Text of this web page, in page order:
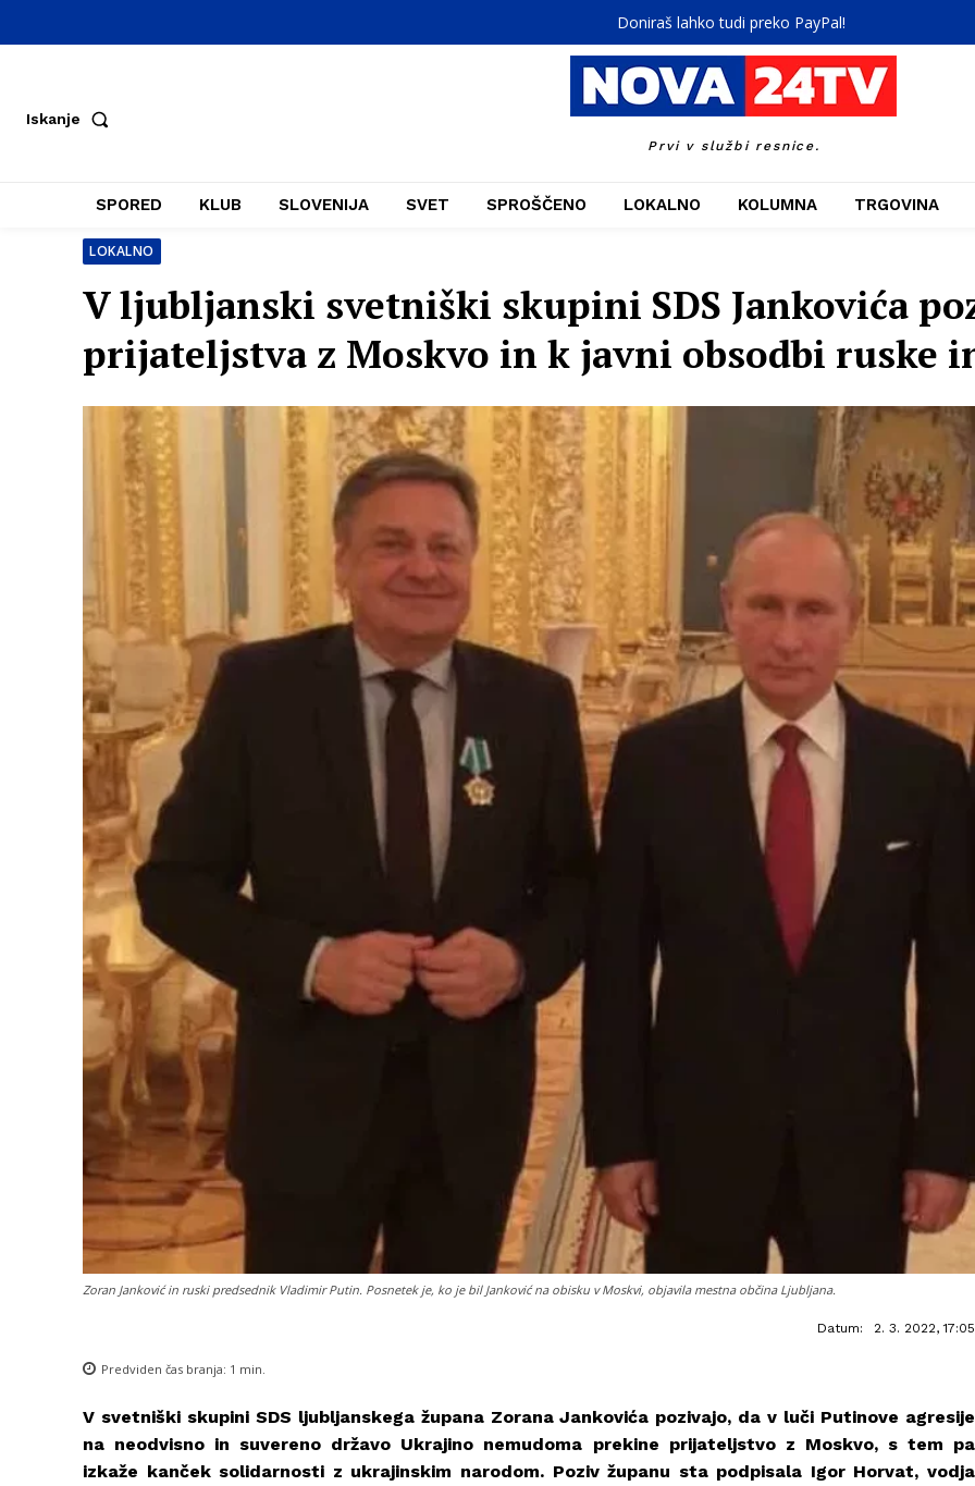
Doniraš lahko tudi preko PayPal!
Iskanje
Prvi v službi resnice.
SPORED KLUB SLOVENIJA SVET SPROŠČENO LOKALNO KOLUMNA TRGOVINA
LOKALNO
V ljubljanski svetniški skupini SDS Jankovića
prijateljstva z Moskvo in k javni obsodbi ruske
Zoran Janković in ruski predsednik Vladimir Putin. Posnetek je, ko je bil Janković na obisku v Moskvi, objavila mestna občina Ljubljana.
Datum: 2. 3. 2022, 17:05
Predviden čas branja: 1 min.
V svetniški skupini SDS ljubljanskega župana Zorana Jankovića pozivajo, da v luči Putinove agresije
na neodvisno in suvereno državo Ukrajino nemudoma prekine prijateljstvo z Moskvo, s tem pa
izkaže kanček solidarnosti z ukrajinskim narodom. Poziv županu sta podpisala Igor Horvat, vodja